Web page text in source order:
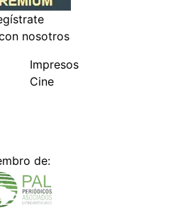
nosotros
Impresos
Cine
de: